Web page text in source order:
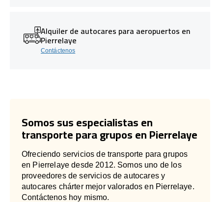
Alquiler de autocares para aeropuertos en
Pierrelaye
Contáctenos
Somos sus especialistas en
transporte para grupos en Pierrelaye
Ofreciendo servicios de transporte para grupos
en Pierrelaye desde 2012. Somos uno de los
proveedores de servicios de autocares y
autocares chárter mejor valorados en Pierrelaye.
Contáctenos hoy mismo.